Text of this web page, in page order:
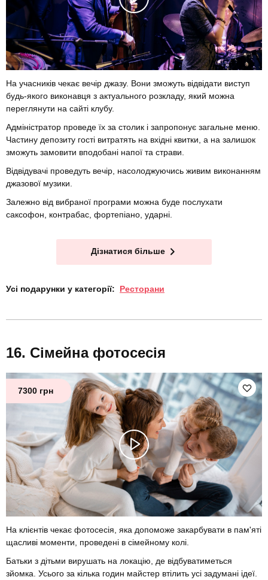
На учасників чекає вечір джазу. Вони зможуть відвідати виступ
будь-якого виконавця з актуального розкладу, який можна
переглянути на сайті клубу.
Адміністратор проведе їх за столик і запропонує загальне меню.
Частину депозиту гості витратять на вхідні квитки, а на залишок
зможуть замовити вподобані напої та страви.
Відвідувачі проведуть вечір, насолоджуючись живим виконанням
джазової музики.
Залежно від вибраної програми можна буде послухати
саксофон, контрабас, фортепіано, ударні.
Дізнатися більше
Усі подарунки у категорії: Ресторани
Сімейна фотосесія
7300 грн
На клієнтів чекає фотосесія, яка допоможе закарбувати в пам'яті
щасливі моменти, проведені в сімейному колі.
Батьки з дітьми вирушать на локацію, де відбуватиметься
зйомка. Усього за кілька годин майстер втілить усі задумані ідеї.